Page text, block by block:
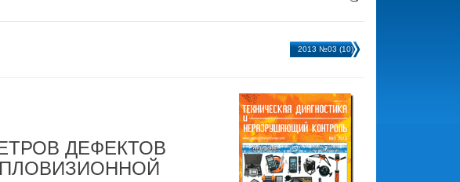
2013 №03 (10)
ДЕФЕКТОВ